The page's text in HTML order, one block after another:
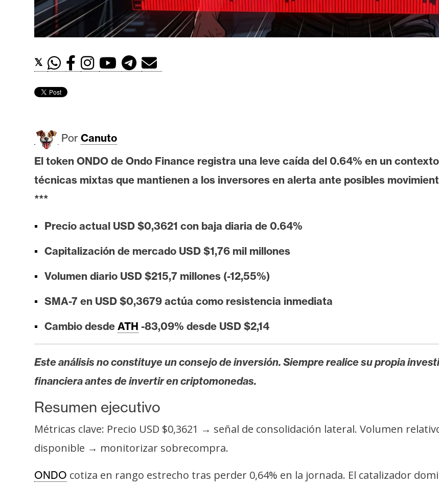
t
h
e
e
m
I
A
A
n
s
s
o
t
a
s
d
P
r
n
a
𝕏
Por Canuto
El token ONDO de Ondo Finance registra una leve caída del 0.64% en un
técnicas mixtas que mantienen a los inversores en alerta ante posibles
***
Precio actual USD $0,3621 con baja diaria de 0.64%
Capitalización de mercado USD $1,76 mil millones
Volumen diario USD $215,7 millones (-12,55%)
SMA-7 en USD $0,3679 actúa como resistencia inmediata
Cambio desde ATH -83,09% desde USD $2,14
Este análisis no constituye un consejo de inversión. Siempre realice su propia
financiera antes de invertir en criptomonedas.
Resumen ejecutivo
Métricas clave: Precio USD $0,3621 → señal de consolidación lateral. Volumen
disponible → monitorizar sobrecompra.
ONDO cotiza en rango estrecho tras perder 0,64% en la jornada. El catalizador